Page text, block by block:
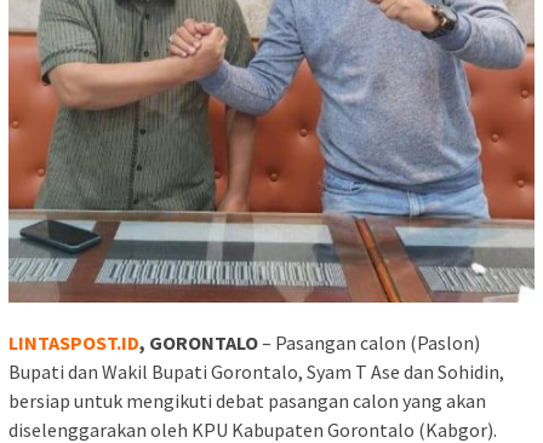
LINTASPOST.ID, GORONTALO– Pasangan calon (Paslon)
Bupati dan Wakil Bupati Gorontalo, Syam T Ase dan Sohidin,
bersiap untuk mengikuti debat pasangan calon yang akan
diselenggarakan oleh KPU Kabupaten Gorontalo (Kabgor).